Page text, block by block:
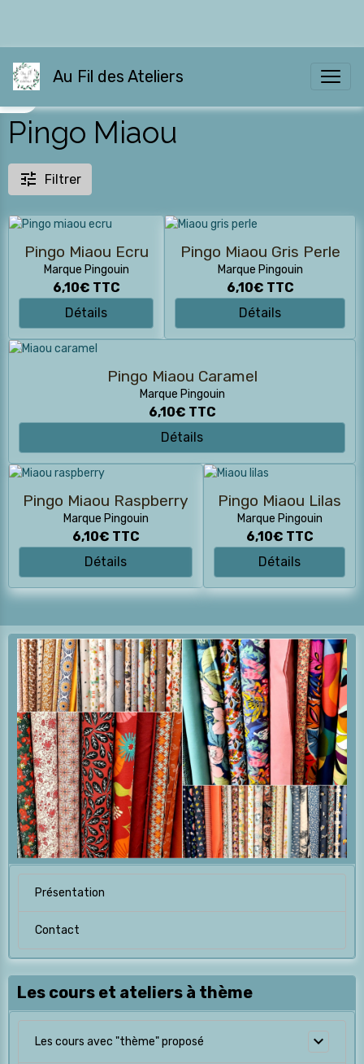
Au Fil des Ateliers
Pingo Miaou
Filtrer
Pingo Miaou Ecru
Marque Pingouin
6,10€ TTC
Détails
Pingo Miaou Gris Perle
Marque Pingouin
6,10€ TTC
Détails
Pingo Miaou Caramel
Marque Pingouin
6,10€ TTC
Détails
Pingo Miaou Raspberry
Marque Pingouin
6,10€ TTC
Détails
Pingo Miaou Lilas
Marque Pingouin
6,10€ TTC
Détails
Présentation
Contact
Les cours et ateliers à thème
Les cours avec "thème" proposé